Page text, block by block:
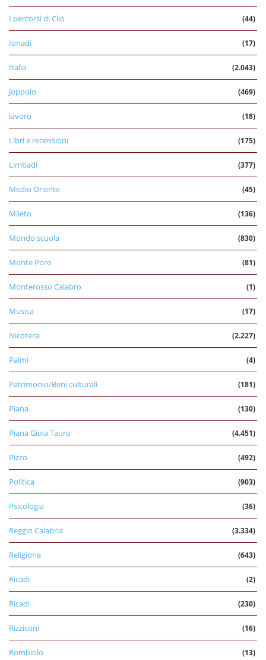
I percorsi di Clio (44)
Ionadi (17)
Italia (2.043)
Joppolo (469)
lavoro (18)
Libri e recensioni (175)
Limbadi (377)
Medio Oriente (45)
Mileto (136)
Mondo scuola (830)
Monte Poro (81)
Monterosso Calabro (1)
Musica (17)
Nicotera (2.227)
Palmi (4)
Patrimonio/Beni culturali (181)
Piana (130)
Piana Gioia Tauro (4.451)
Pizzo (492)
Politica (903)
Psicologia (36)
Reggio Calabria (3.334)
Religione (643)
Ricadi (2)
Ricadi (230)
Rizziconi (16)
Rombiolo (13)